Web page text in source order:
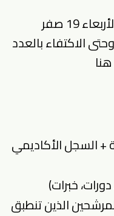
📅 التقديم متاح الآن ابتداءً من الأربعاء 19 صفر
+ السجل الأكاديمي
خبرات)
الذين تنطبق